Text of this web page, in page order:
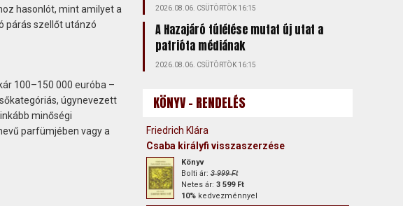
hasonlót, mint amilyet a
párás szellőt utánzó
100–150 000 euróba –
úgynevezett
minőségi
parfümjében vagy a
2026.08.06. CSÜTÖRTÖK 16:15
A Hazajáró túlélése mutat új utat a
patrióta médiának
2026.08.06. CSÜTÖRTÖK 16:15
KÖNYV - RENDELÉS
Friedrich Klára
Csaba királyfi visszaszerzése
Könyv
Bolti ár:3 999 Ft
Netes ár: 3 599 Ft
10%kedvezménnyel